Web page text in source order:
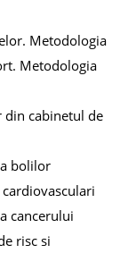
Metodologia
Metodologia
din cabinetul de
bolilor
cancerului
risc si